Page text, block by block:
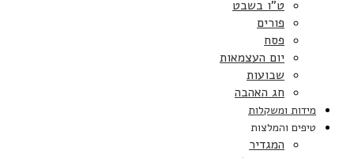
ט”ו בשבט
פורים
פסח
יום העצמאות
שבועות
חג האהבה
מידות ומשקלות
טיפים והמלצות
המגדיר